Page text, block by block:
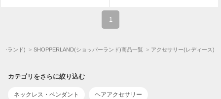
1
ーランド) SHOPPERLAND(ショッパーランド)商品一覧 アクセサリー(レディース)
カテゴリをさらに絞り込む
ネックレス・ペンダント ヘアアクセサリー